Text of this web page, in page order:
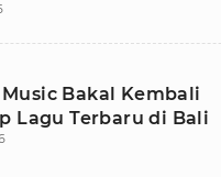
Bakal Kembali
Lagu Terbaru di Bali